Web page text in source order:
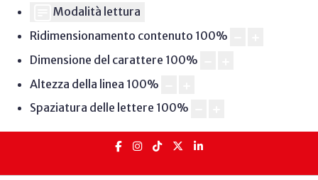
Modalità lettura
Ridimensionamento contenuto 100%
Dimensione del carattere 100%
Altezza della linea 100%
Spaziatura delle lettere 100%